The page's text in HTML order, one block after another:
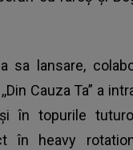
sa lansare,
Cauza Ta” a
în topurile
în heavy